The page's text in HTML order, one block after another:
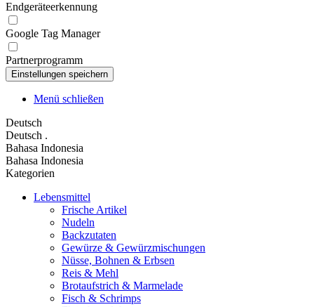
Endgeräteerkennung
Google Tag Manager
Partnerprogramm
Menü schließen
Deutsch
Deutsch .
Bahasa Indonesia
Bahasa Indonesia
Kategorien
Lebensmittel
Frische Artikel
Nudeln
Backzutaten
Gewürze & Gewürzmischungen
Nüsse, Bohnen & Erbsen
Reis & Mehl
Brotaufstrich & Marmelade
Fisch & Schrimps